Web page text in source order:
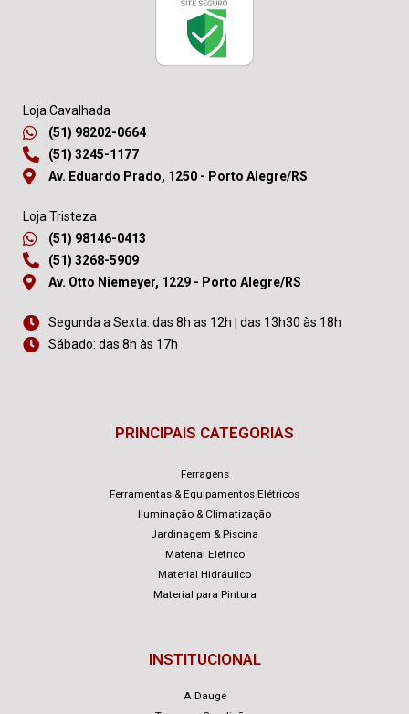
Loja Cavalhada
(51) 98202-0664
(51) 3245-1177
Av. Eduardo Prado, 1250 - Porto Alegre/RS
Loja Tristeza
(51) 98146-0413
(51) 3268-5909
Av. Otto Niemeyer, 1229 - Porto Alegre/RS
Segunda a Sexta: das 8h as 12h | das 13h30 às 18h
Sábado: das 8h às 17h
PRINCIPAIS CATEGORIAS
Ferragens
Ferramentas & Equipamentos Elétricos
Iluminação & Climatização
Jardinagem & Piscina
Material Elétrico
Material Hidráulico
Material para Pintura
INSTITUCIONAL
A Dauge